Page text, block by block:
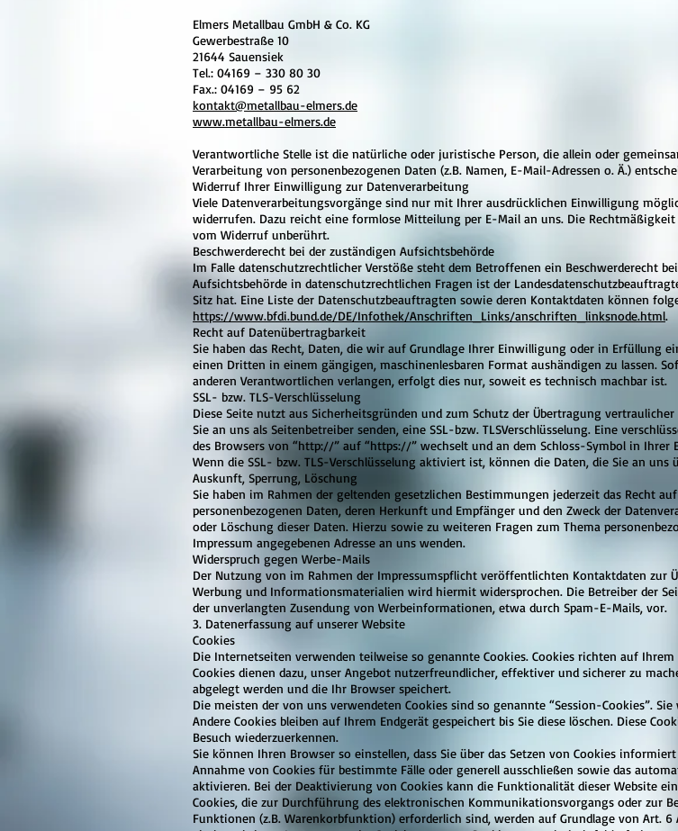
Elmers Metallbau GmbH & Co. KG
Gewerbestraße 10
21644 Sauensiek
Tel.: 04169 – 330 80 30
Fax.: 04169 – 95 62
kontakt@metallbau-elmers.de
www.metallbau-elmers.de
Verantwortliche Stelle ist die natürliche oder juristische Person, die allein oder
Verarbeitung von personenbezogenen Daten (z.B. Namen, E-Mail-Adressen o. Ä.)
Widerruf Ihrer Einwilligung zur Datenverarbeitung
Viele Datenverarbeitungsvorgänge sind nur mit Ihrer ausdrücklichen Einwilligung
widerrufen. Dazu reicht eine formlose Mitteilung per E-Mail an uns. Die
vom Widerruf unberührt.
Beschwerderecht bei der zuständigen Aufsichtsbehörde
Im Falle datenschutzrechtlicher Verstöße steht dem Betroffenen ein Beschwerderecht
Aufsichtsbehörde in datenschutzrechtlichen Fragen ist der
Sitz hat. Eine Liste der Datenschutzbeauftragten sowie deren Kontaktdaten können
https://www.bfdi.bund.de/DE/Infothek/Anschriften_Links/anschriften_linksnode.html.
Recht auf Datenübertragbarkeit
Sie haben das Recht, Daten, die wir auf Grundlage Ihrer Einwilligung oder in Erfüllung
einen Dritten in einem gängigen, maschinenlesbaren Format aushändigen zu lassen.
anderen Verantwortlichen verlangen, erfolgt dies nur, soweit es technisch machbar ist.
SSL- bzw. TLS-Verschlüsselung
Diese Seite nutzt aus Sicherheitsgründen und zum Schutz der Übertragung
Sie an uns als Seitenbetreiber senden, eine SSL-bzw. TLSVerschlüsselung. Eine
des Browsers von “http://” auf “https://” wechselt und an dem Schloss-Symbol in Ihrer
Wenn die SSL- bzw. TLS-Verschlüsselung aktiviert ist, können die Daten, die Sie an
Auskunft, Sperrung, Löschung
Sie haben im Rahmen der geltenden gesetzlichen Bestimmungen jederzeit das Recht
personenbezogenen Daten, deren Herkunft und Empfänger und den Zweck der
oder Löschung dieser Daten. Hierzu sowie zu weiteren Fragen zum Thema
Impressum angegebenen Adresse an uns wenden.
Widerspruch gegen Werbe-Mails
Der Nutzung von im Rahmen der Impressumspflicht veröffentlichten Kontaktdaten zur
Werbung und Informationsmaterialien wird hiermit widersprochen. Die Betreiber der
der unverlangten Zusendung von Werbeinformationen, etwa durch Spam-E-Mails, vor.
3. Datenerfassung auf unserer Website
Cookies
Die Internetseiten verwenden teilweise so genannte Cookies. Cookies richten auf
Cookies dienen dazu, unser Angebot nutzerfreundlicher, effektiver und sicherer zu
abgelegt werden und die Ihr Browser speichert.
Die meisten der von uns verwendeten Cookies sind so genannte “Session-Cookies”.
Andere Cookies bleiben auf Ihrem Endgerät gespeichert bis Sie diese löschen. Diese
Besuch wiederzuerkennen.
Sie können Ihren Browser so einstellen, dass Sie über das Setzen von Cookies
Annahme von Cookies für bestimmte Fälle oder generell ausschließen sowie das
aktivieren. Bei der Deaktivierung von Cookies kann die Funktionalität dieser Website
Cookies, die zur Durchführung des elektronischen Kommunikationsvorgangs oder zur
Funktionen (z.B. Warenkorbfunktion) erforderlich sind, werden auf Grundlage von Art. 6